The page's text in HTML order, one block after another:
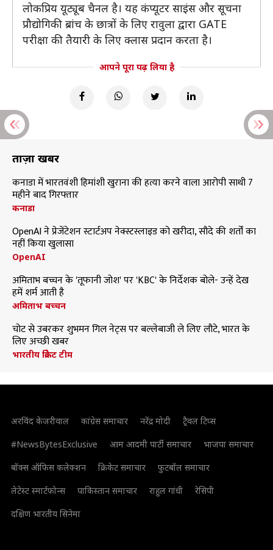
लोकप्रिय यूट्यूब चैनल है। यह कंप्यूटर साइंस और सूचना
प्रौद्योगिकी ब्रांच के छात्रों के लिए रावुला द्वारा GATE
परीक्षा की तैयारी के लिए क्लास प्रदान करता है।
आपने पूरा पढ़ लिया है
ताज़ा खबरें
कनाडा में भारतवंशी हिमांशी खुराना की हत्या करने वाला आरोपी साथी 7
महीने बाद गिरफ्तार
कनाडा
OpenAI ने प्रेजेंटेशन स्टार्टअप नेक्स्टस्लाइड को खरीदा, सौदे की शर्तों का
नहीं किया खुलासा
OpenAI
अमिताभ बच्चन के 'तूफानी जोश' पर 'KBC' के निर्देशक बोले- उन्हें देख
हमें शर्म आती है
अमिताभ बच्चन
चोट से उबरकर शुभमन गिल नेट्स पर बल्लेबाजी ले लिए लौटे, भारत के
लिए अच्छी खबर
भारतीय क्रिकेट टीम
अरविंद केजरीवाल कांग्रेस समाचार नरेंद्र मोदी
ट्रैवल टिप्स
#NewsBytesExclusive
आम आदमी पार्टी समाचार
भाजपा समाचार
बॉक्स ऑफिस कलेक्शन
क्रिकेट समाचार
फुटबॉल समाचार
लेटेस्ट स्मार्टफोन्स
पाकिस्तान समाचार राहुल गांधी
रेसिपी
दक्षिण भारतीय सिनेमा